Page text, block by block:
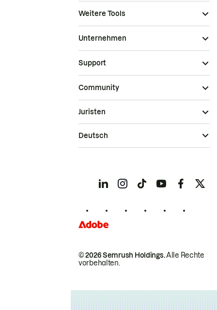
Weitere Tools
Unternehmen
Support
Community
© 2026 Semrush Holdings.Alle Rechte
vorbehalten.
Juristen
Deutsch